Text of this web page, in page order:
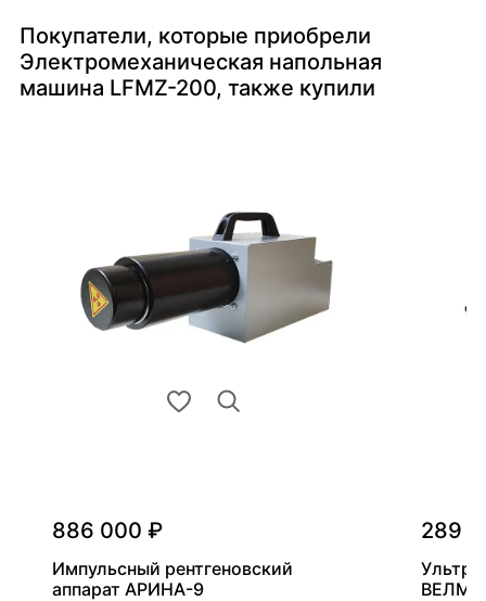
Покупатели, которые приобрели
Электромеханическая напольная
машина LFMZ-200, также купили
886 000 ₽
Импульсный рентгеновский
аппарат АРИНА-9
289